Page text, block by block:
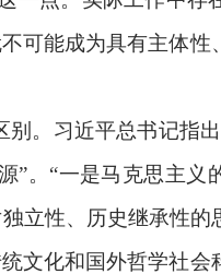
可能成为具有主体
。习近平总书记指
。“一是马克思主义
立性、历史继承性
文化和国外哲学社